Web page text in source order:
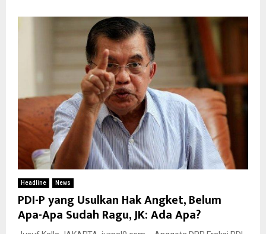
Headline News
PDI-P yang Usulkan Hak Angket, Belum
Apa-Apa Sudah Ragu, JK: Ada Apa?